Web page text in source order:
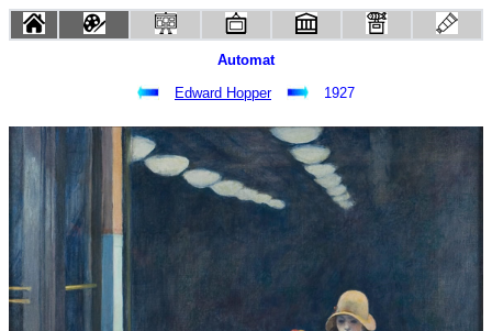
Automat
Edward Hopper
1927